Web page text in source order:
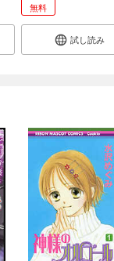
無料
試し読み